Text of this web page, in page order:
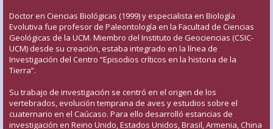
Doctor en Ciencias Biológicas (1999) y especialista en Biología
Evolutiva fue profesor de Paleontología en la Facultad de Ciencias
Geológicas de la UCM. Miembro del Instituto de Geociencias (CSIC-
UCM) desde su creación, estaba integrado en la línea de
Investigación del Centro “Episodios críticos en la historia de la
Tierra”.
Su trabajo de investigación se centró en el origen de los
vertebrados, evolución temprana de aves y estudios sobre el
cuaternario en el Caúcaso. Para ello desarrolló estancias de
investigación en Reino Unido, Estados Unidos, Brasil, Armenia, China